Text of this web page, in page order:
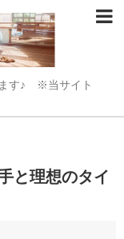
ます♪ ※当サイト
と理想のタイ